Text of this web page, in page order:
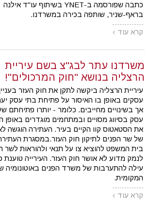
כתבה שפורסמה ב-YNET בשיתוף עו"ד אילנה
בראף-שניר, שותפה בכירה במשרדנו.
קרא עוד
משרדנו עתר לבג"צ בשם עיריית
הרצליה בנושא "חוק המרכולים"!
עיריית הרצליה ביקשה לתקן את חוק העזר
עסקים באופן בו האיסור על פתיחת בתי עסק
אך בשינויים מחייבים. כלומר - יותרו פתיחתם
עסק בסיווג מסויים ובמתחמים מוגדרים
את הסטאטוס קוו הקיים בעיר. העתירה הוגשה
של שר הפנים לתיקון חוק העזר.במסגרת
בית המשפט להוציא צו על תנאי ולהוראות לשר
לנמק מדוע לא אושר חוק העזר. העירייה טוענת
עילה להתערבות של משרד הפנים באוטונומיה
המקומית.
קרא עוד